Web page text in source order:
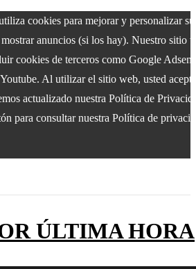
cookies para mejorar y personalizar su
anuncios (si los hay). Nuestro sitio
cookies de terceros como Google
Al utilizar el sitio web, usted
actualizado nuestra Política de
para consultar nuestra Política de
ÚLTIMA HORA